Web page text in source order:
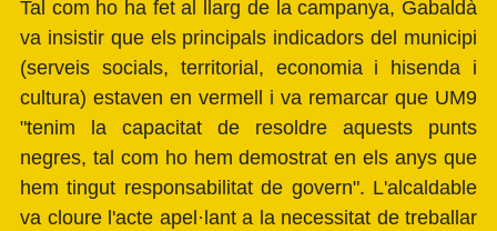
Tal com ho ha fet al llarg de la campanya, Gabaldà
va insistir que els principals indicadors del municipi
(serveis socials, territorial, economia i hisenda i
cultura) estaven en vermell i va remarcar que UM9
"tenim la capacitat de resoldre aquests punts
negres, tal com ho hem demostrat en els anys que
hem tingut responsabilitat de govern". L'alcaldable
va cloure l'acte apel·lant a la necessitat de treballar